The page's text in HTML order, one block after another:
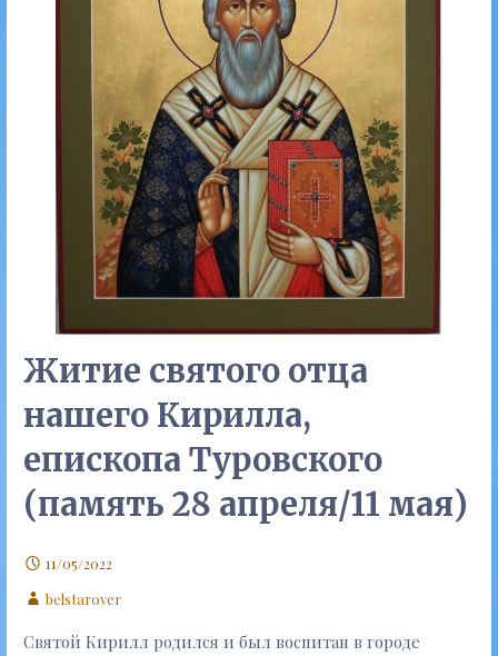
Житие святого отца
нашего Кирилла,
епископа Туровского
(память 28 апреля/11 мая)
11/05/2022
belstarover
Святой Кирилл родился и был воспитан в городе